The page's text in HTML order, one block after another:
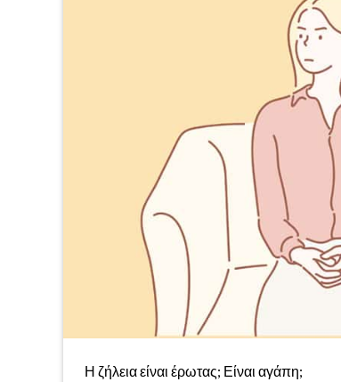
Η ζήλεια είναι έρωτας; Είναι αγάπη;